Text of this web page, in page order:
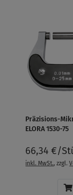
Präzisions-
ELORA 1530-75
66,34 €/
inkl. MwSt., zzgl.